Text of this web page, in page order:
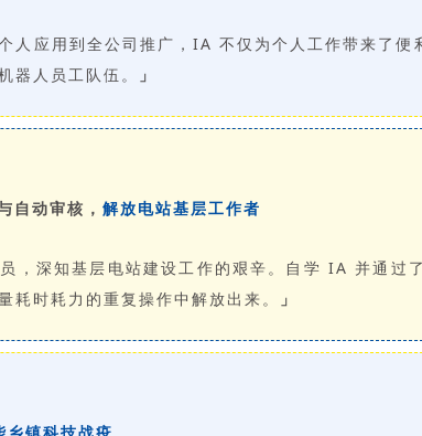
人应用到全公司推广，IA 不仅为个人工作带来了便
器人员工队伍。
」
自动审核， 解放电站基层工作者
，深知基层电站建设工作的艰辛。自学 IA 并通
耗时耗力的重复操作中解放出来。
」